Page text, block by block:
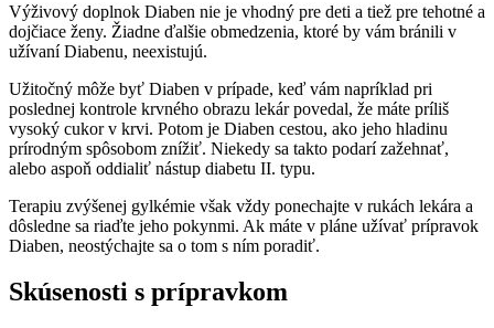
Výživový doplnok Diaben nie je vhodný pre deti a tiež pre tehotné a
dojčiace ženy. Žiadne ďalšie obmedzenia, ktoré by vám bránili v
užívaní Diabenu, neexistujú.
Užitočný môže byť Diaben v prípade, keď vám napríklad pri
poslednej kontrole krvného obrazu lekár povedal, že máte príliš
vysoký cukor v krvi. Potom je Diaben cestou, ako jeho hladinu
prírodným spôsobom znížiť. Niekedy sa takto podarí zažehnať,
alebo aspoň oddialiť nástup diabetu II. typu.
Terapiu zvýšenej gylkémie však vždy ponechajte v rukách lekára a
dôsledne sa riaďte jeho pokynmi. Ak máte v pláne užívať prípravok
Diaben, neostýchajte sa o tom s ním poradiť.
Skúsenosti s prípravkom